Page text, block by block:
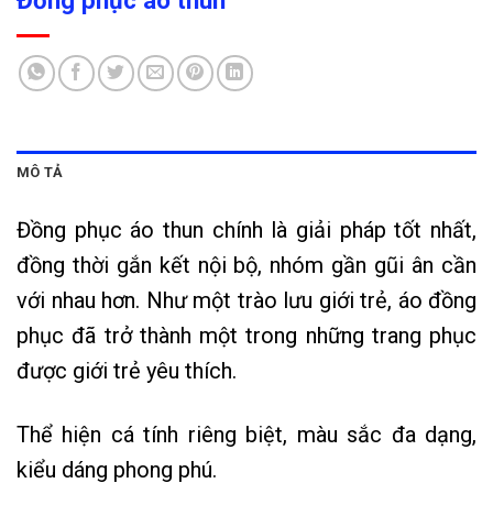
MÔ TẢ
Đồng phục áo thun chính là giải pháp tốt nhất,
đồng thời gắn kết nội bộ, nhóm gần gũi ân cần
với nhau hơn. Như một trào lưu giới trẻ, áo đồng
phục đã trở thành một trong những trang phục
được giới trẻ yêu thích.
Thể hiện cá tính riêng biệt, màu sắc đa dạng,
kiểu dáng phong phú.